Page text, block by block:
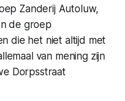
Zanderij Autoluw,
de groep
die het niet altijd met
van mening zijn
Dorpsstraat